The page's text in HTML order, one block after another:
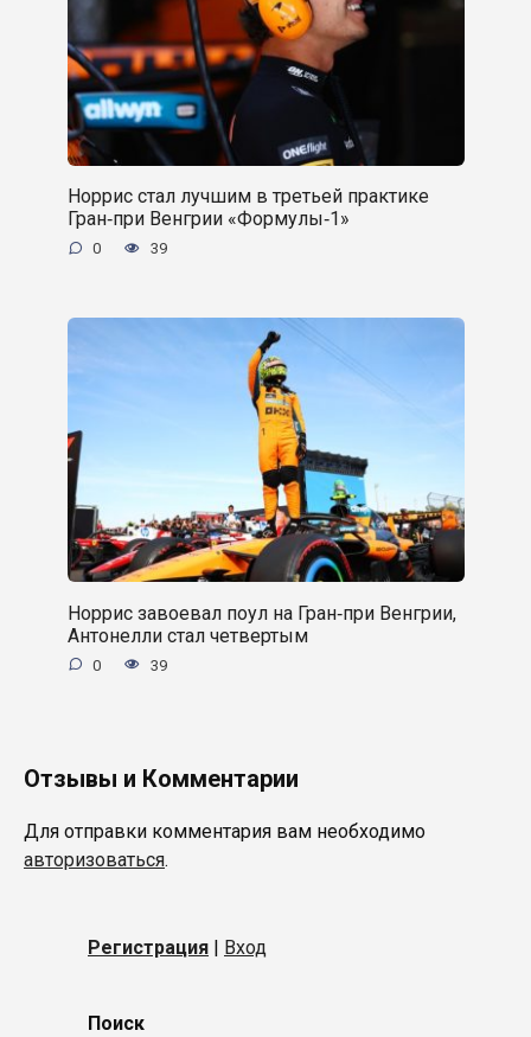
Норрис стал лучшим в третьей практике
Гран‑при Венгрии «Формулы‑1»
0 39
Норрис завоевал поул на Гран‑при Венгрии,
Антонелли стал четвертым
0 39
Отзывы и Комментарии
Для отправки комментария вам необходимо
авторизоваться.
Регистрация Вход
Поиск